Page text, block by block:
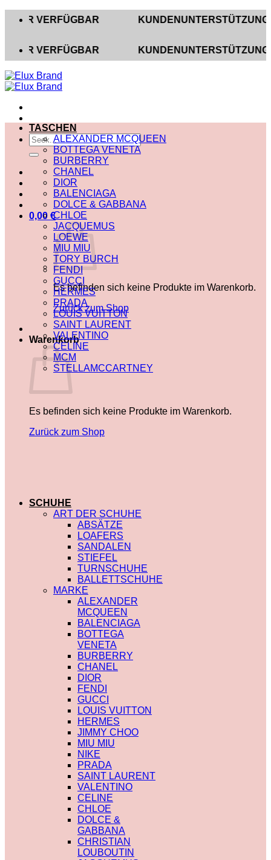
Inhalt
KUNDENUNTERSTÜTZUNG AUF
KUNDENUNTERSTÜTZUNG AUF
Suche
nach:
0,00 €
Es befinden sich keine Produkte im Warenkorb.
Zurück zum Shop
Warenkorb
Es befinden sich keine Produkte im Warenkorb.
Zurück zum Shop
TASCHEN
ALEXANDER MCQUEEN
BOTTEGA VENETA
BURBERRY
CHANEL
DIOR
BALENCIAGA
DOLCE & GABBANA
CHLOE
JACQUEMUS
LOEWE
MIU MIU
TORY BURCH
FENDI
GUCCI
HERMES
PRADA
LOUIS VUITTON
SAINT LAURENT
VALENTINO
CELINE
MCM
STELLAMCCARTNEY
SCHUHE
ART DER SCHUHE
ABSÄTZE
LOAFERS
SANDALEN
STIEFEL
TURNSCHUHE
BALLETTSCHUHE
MARKE
ALEXANDER
MCQUEEN
BALENCIAGA
BOTTEGA
VENETA
BURBERRY
CHANEL
DIOR
FENDI
GUCCI
LOUIS VUITTON
HERMES
JIMMY CHOO
MIU MIU
NIKE
PRADA
SAINT LAURENT
VALENTINO
CELINE
CHLOE
DOLCE &
GABBANA
CHRISTIAN
LOUBOUTIN